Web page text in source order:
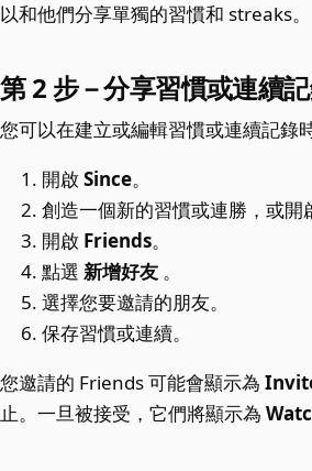
以和他們分享單獨的習慣和 streaks。
第 2 步－分享習慣或連續
您可以在建立或編輯習慣或連續記錄
開啟Since。
創造一個新的習慣或連勝，或開
開啟 Friends。
點選新增好友 。
選擇您要邀請的朋友。
保存習慣或連續。
您邀請的 Friends 可能會顯示為
止。一旦被接受，它們將顯示為